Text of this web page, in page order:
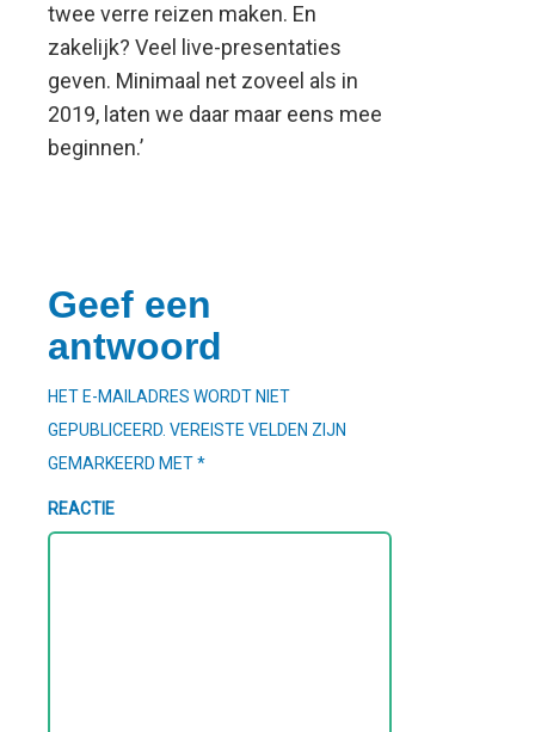
twee verre reizen maken. En
zakelijk? Veel live-presentaties
geven. Minimaal net zoveel als in
2019, laten we daar maar eens mee
beginnen.’
Geef een
antwoord
HET E-MAILADRES WORDT NIET
GEPUBLICEERD. VEREISTE VELDEN ZIJN
GEMARKEERD MET*
REACTIE